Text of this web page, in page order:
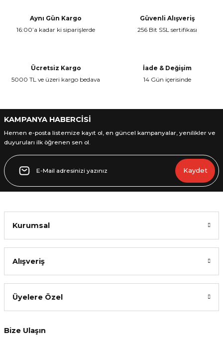
Ürün resmi kalitesiz, bozuk veya görüntülenemiyor.
Gönder
Aynı Gün Kargo
16:00’a kadar ki siparişlerde
Güvenli Alışveriş
256 Bit SSL sertifikası
Ücretsiz Kargo
5000 TL ve üzeri kargo bedava
İade & Değişim
14 Gün içerisinde
KAMPANYA HABERCİSİ
Hemen e-posta listemize kayıt ol, en güncel kampanyalar, yenilikler ve
duyuruları ilk öğrenen sen ol.
Kaydet
Kurumsal
Alışveriş
Üyelere Özel
Bize Ulaşın